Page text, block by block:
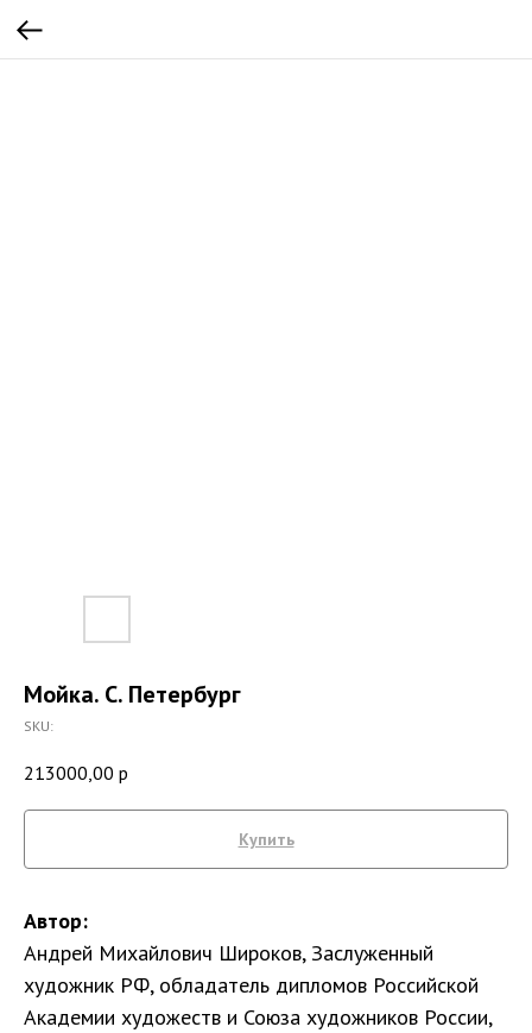
Мойка. С. Петербург
SKU:
213000,00 р
Купить
Автор:
Андрей Михайлович Широков, Заслуженный
художник РФ, обладатель дипломов Российской
Академии художеств и Союза художников России,